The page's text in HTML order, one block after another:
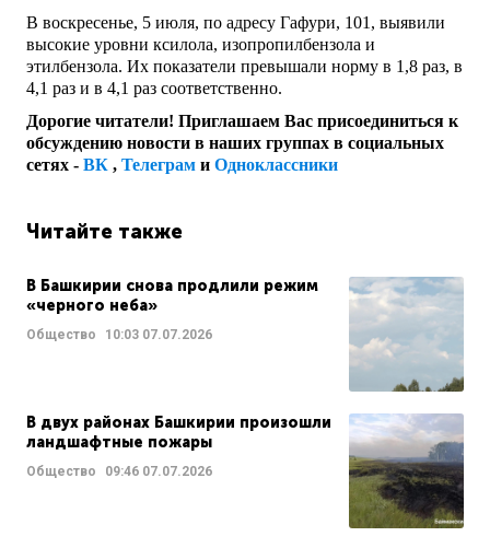
В воскресенье, 5 июля, по адресу Гафури, 101, выявили
высокие уровни ксилола, изопропилбензола и
этилбензола. Их показатели превышали норму в 1,8 раз, в
4,1 раз и в 4,1 раз соответственно.
Дорогие читатели! Приглашаем Вас присоединиться к
обсуждению новости в наших группах в социальных
сетях - ВК , Телеграм и Одноклассники
Читайте также
В Башкирии снова продлили режим
«черного неба»
Общество 10:03 07.07.2026
В двух районах Башкирии произошли
ландшафтные пожары
Общество 09:46 07.07.2026